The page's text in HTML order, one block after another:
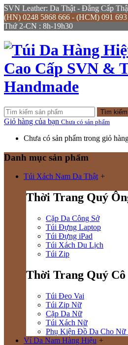
SVN Leather: Da Thật - Đẳng Cấp
(HN) 0248 5868 666 - (HCM) 091
Thứ 2-CN : 8h-19h30
Tìm kiếm
Giỏ hàng của bạn Chưa có sản phẩm
Chưa có sản phẩm trong giỏ
Danh mục sản phẩm
Túi Xách Nam Da Thật +
Thời Trang Quý
Cặp Da Công Sở
Túi Đựng Laptop
Túi Đựng iPad
Túi Xách Du Lịch
Túi Zip
Thời Trang Quý Cô
Túi Đeo Vai
Túi Zip Nữ
Cặp Da Nữ
Túi Xách Nữ
Phụ Kiện Đồ Da Cho Nữ
Ví Da Nam Hàng Hiệu +